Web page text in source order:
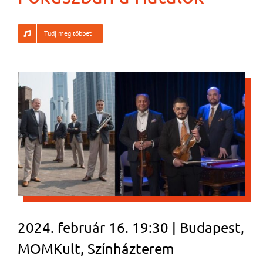
Tudj meg többet
2024. február 16. 19:30 | Budapest,
MOMKult, Színházterem